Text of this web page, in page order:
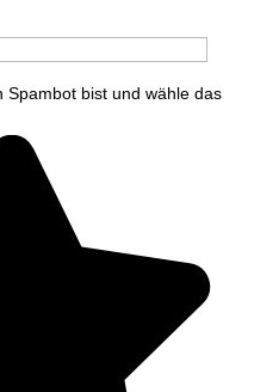
Spambot bist und wähle das